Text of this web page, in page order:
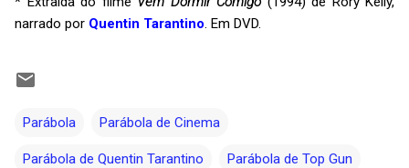
narrado por Quentin Tarantino. Em DVD.
Parábola Parábola de Cinema
Parábola de Quentin Tarantino Parábola de Top Gun